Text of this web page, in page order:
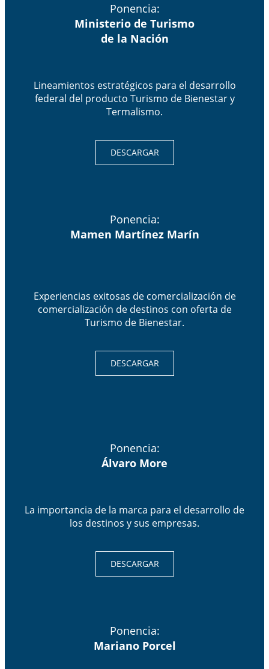
Ponencia:
Ministerio de Turismo
de la Nación
Lineamientos estratégicos para el desarrollo
federal del producto Turismo de Bienestar y
Termalismo.
DESCARGAR
Ponencia:
Mamen Martínez Marín
Experiencias exitosas de comercialización de
comercialización de destinos con oferta de
Turismo de Bienestar.
DESCARGAR
Ponencia:
Álvaro More
La importancia de la marca para el desarrollo de
los destinos y sus empresas.
DESCARGAR
Ponencia:
Mariano Porcel